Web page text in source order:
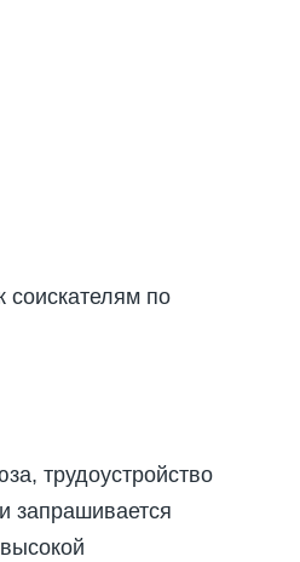
соискателям по
трудоустройство
запрашивается